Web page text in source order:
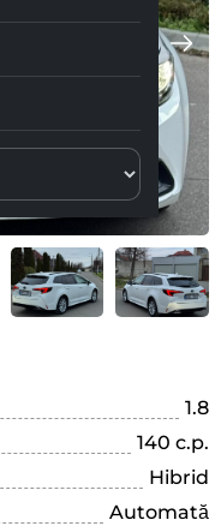
1.8
140 c.p.
Hibrid
Automată